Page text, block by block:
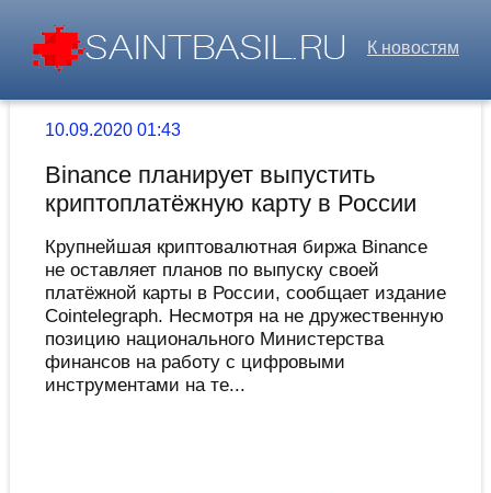
К новостям
10.09.2020 01:43
Binance планирует выпустить
криптоплатёжную карту в России
Крупнейшая криптовалютная биржа Binance
не оставляет планов по выпуску своей
платёжной карты в России, сообщает издание
Cointelegraph. Несмотря на не дружественную
позицию национального Министерства
финансов на работу с цифровыми
инструментами на те...